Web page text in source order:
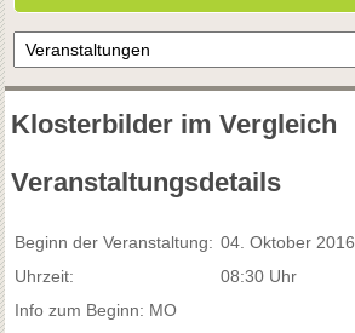
Klosterbilder im Vergleich
Veranstaltungsdetails
Beginn der Veranstaltung: 04. Oktober 2016
Uhrzeit:
08:30 Uhr
Info zum Beginn: MO